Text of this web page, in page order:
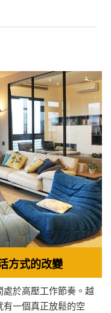
方式的改變
於高壓工作節奏。越
一個真正放鬆的空